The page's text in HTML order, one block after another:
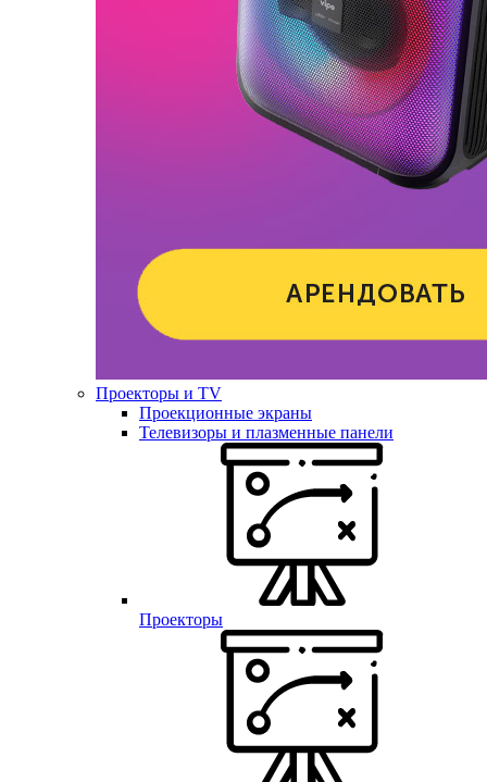
Проекторы и TV
Проекционные экраны
Телевизоры и плазменные панели
Проекторы